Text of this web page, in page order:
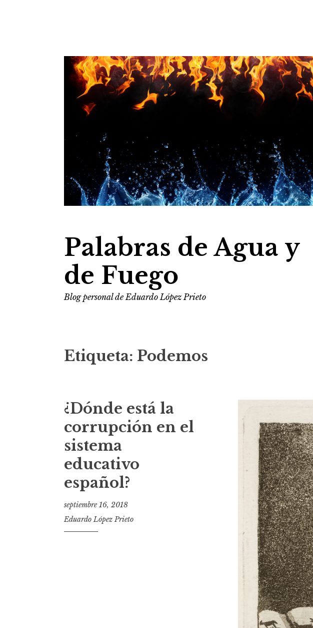
al
contenido
Palabras de Agua y
de Fuego
Blog personal de Eduardo López Prieto
Etiqueta: Podemos
¿Dónde está la
corrupción en el
sistema
educativo
español?
septiembre 16, 2018
Eduardo López Prieto